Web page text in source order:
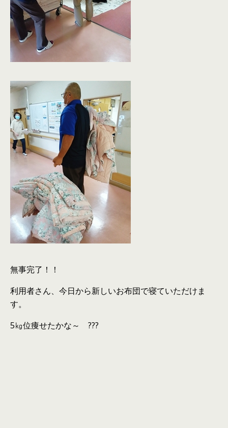
無事完了！！
利用者さん、今日から新しいお布団で寝ていただけま
す。
5㎏位痩せたかな～ ???